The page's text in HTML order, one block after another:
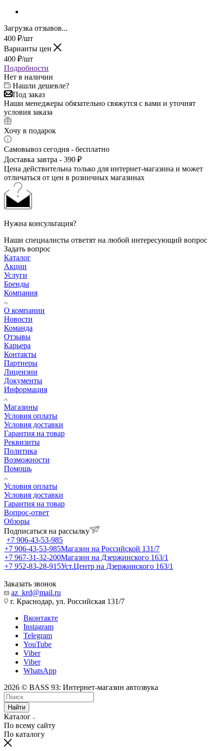
Загрузка отзывов...
400 ₽/шт
Варианты цен
400 ₽/шт
Подробности
Нет в наличии
Нашли дешевле?
Под заказ
Наши менеджеры обязательно свяжутся с вами и уточнят
условия заказа
Хочу в подарок
Самовывоз сегодня - бесплатно
Доставка завтра - 390 ₽
Цена действительна только для интернет-магазина и может
отличаться от цен в розничных магазинах
Нужна консультация?
Наши специалисты ответят на любой интересующий вопрос
Задать вопрос
Каталог
Акции
Услуги
Бренды
Компания
О компании
Новости
Команда
Отзывы
Карьера
Контакты
Партнеры
Лицензии
Документы
Информация
Магазины
Условия оплаты
Условия доставки
Гарантия на товар
Реквизиты
Политика
Возможности
Помощь
Условия оплаты
Условия доставки
Гарантия на товар
Вопрос-ответ
Обзоры
Подписаться на рассылку
+7 906-43-53-985
+7 906-43-53-985Магазин на Российской 131/7
+7 967-31-32-200Магазин на Дзержинского 163/1
+7 952-83-28-915Уст.Центр на Дзержинского 163/1
Заказать звонок
az_krd@mail.ru
г. Краснодар, ул. Российская 131/7
Вконтакте
Instagram
Telegram
YouTube
Viber
Viber
WhatsApp
2026 © BASS 93: Интернет-магазин автозвука
Найти
Каталог
По всему сайту
По каталогу